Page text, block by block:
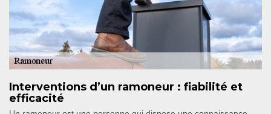
Interventions d’un ramoneur : fiabilité et
efficacité